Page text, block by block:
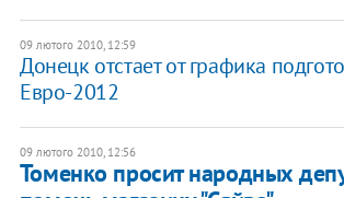
09 лютого 2010, 12:59
Донецк отстает от графика
Евро-2012
09 лютого 2010, 12:56
Томенко просит народных